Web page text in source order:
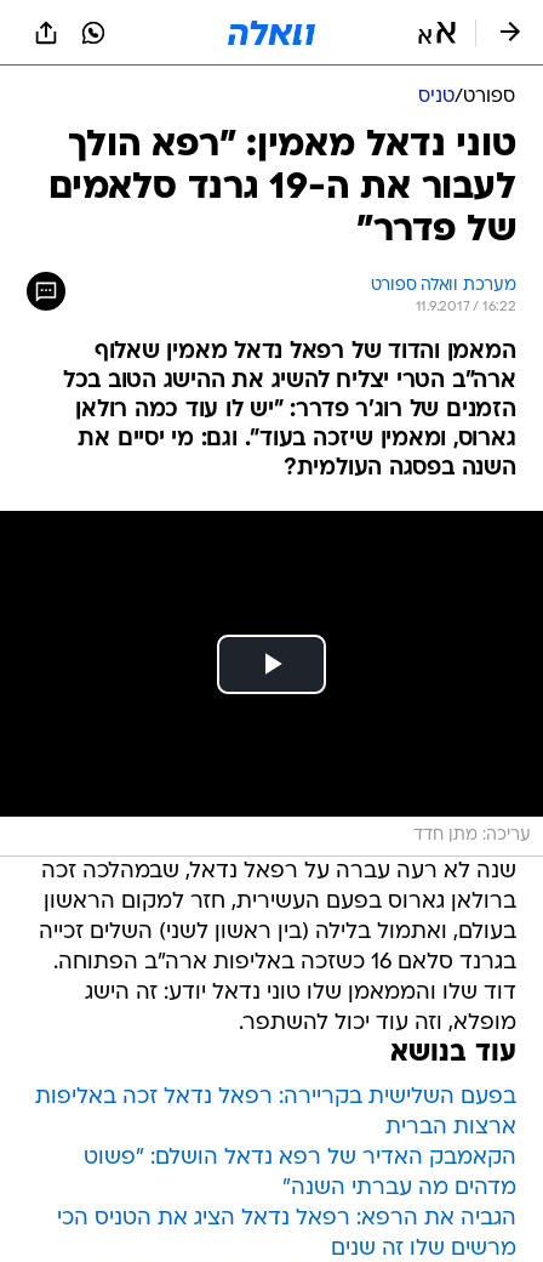
ספורט/טניס
טוני נדאל מאמין: "רפא הולך
לעבור את ה-19 גרנד סלאמים
של פדרר"
מערכת וואלה ספורט
11.9.2017 / 16:22
המאמן והדוד של רפאל נדאל מאמין שאלוף
ארה"ב הטרי יצליח להשיג את ההישג הטוב בכל
הזמנים של רוג'ר פדרר: "יש לו עוד כמה רולאן
גארוס, ומאמין שיזכה בעוד". וגם: מי יסיים את
השנה בפסגה העולמית?
עריכה: מתן חדד
שנה לא רעה עברה על רפאל נדאל, שבמהלכה זכה
ברולאן גארוס בפעם העשירית, חזר למקום הראשון
בעולם, ואתמול בלילה (בין ראשון לשני) השלים זכייה
בגרנד סלאם 16 כשזכה באליפות ארה"ב הפתוחה.
דוד שלו והממאמן שלו טוני נדאל יודע: זה הישג
מופלא, וזה עוד יכול להשתפר.
עוד בנושא
בפעם השלישית בקריירה: רפאל נדאל זכה באליפות
ארצות הברית
הקאמבק האדיר של רפא נדאל הושלם: "פשוט
מדהים מה עברתי השנה"
הגביה את הרפא: רפאל נדאל הציג את הטניס הכי
מרשים שלו זה שנים